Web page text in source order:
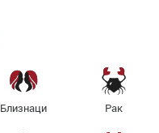
Близнаци Рак